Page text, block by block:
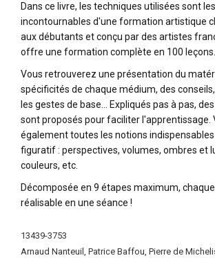
Dans ce livre, les techniques utilisées sont
incontournables d'une formation artistique
aux débutants et conçu par des artistes
offre une formation complète en 100 leçons.
Vous retrouverez une présentation du
spécificités de chaque médium, des
les gestes de base… Expliqués pas à pas,
sont proposés pour faciliter l'apprentissage.
également toutes les notions
figuratif : perspectives, volumes, ombres et
couleurs, etc.
Décomposée en 9 étapes maximum,
réalisable en une séance !
Plus
d'infos
13439-3753
Arnaud Nanteuil, Patrice Baffou, Pierre de